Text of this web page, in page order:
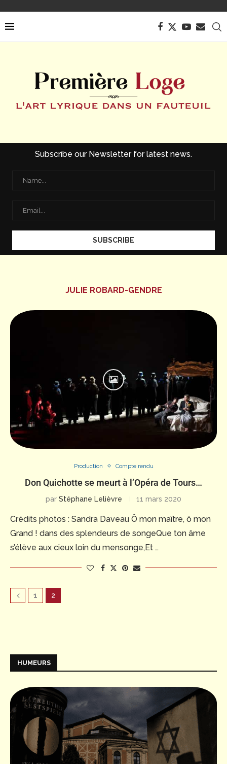
Subscribe our Newsletter for latest news.
JULIE ROBARD-GENDRE
Production Compte rendu
Don Quichotte se meurt à l’Opéra de Tours…
par Stéphane Lelièvre 11 mars 2020
Crédits photos : Sandra Daveau Ô mon maître, ô mon
Grand ! dans des splendeurs de songeQue ton âme
s’élève aux cieux loin du mensonge,Et …
1 2
HUMEURS